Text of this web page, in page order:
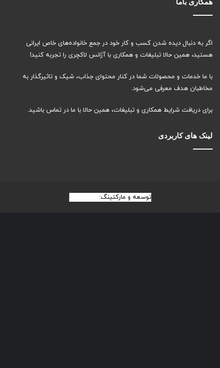
همکاری باما
اگر به دنبال دیده شدن کسب و کار خود در جمع خانواده‌های خاص ایرانی
هستید، همین حالا تبلیغات و همکاری با آژانس لاکچری را تجربه کنید!
با ما خدمات و محصولات شما در کنار محتوای جذاب، شیک و تاثیرگذار به
مخاطبان هدف معرفی می‌شود.
برای دریافت شرایط همکاری و تبلیغات، همین حالا با ما در تماس باشید.
لینک های کاربردی
توسعه و مارکتینگ: